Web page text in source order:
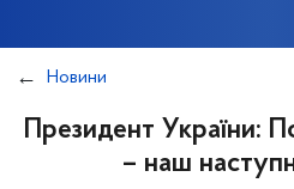
Новини
Президент України:
– наш